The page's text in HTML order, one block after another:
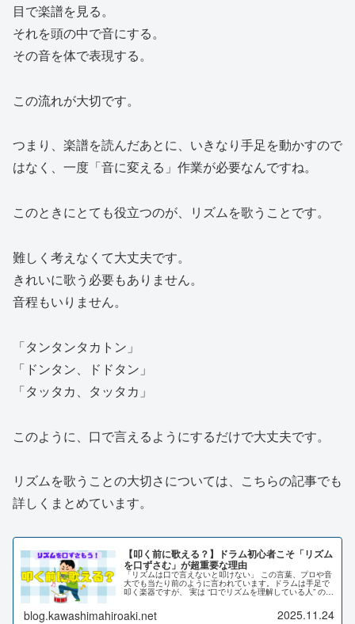
目で楽譜を見る。
それを頭の中で音にする。
その音を体で表現する。
この流れが大切です。
つまり、楽譜を読んだあとに、いきなり手足を動かすので
はなく、一度「音に変える」作業が必要なんですね。
このときにとても役立つのが、リズムを歌うことです。
難しく考えなくて大丈夫です。
きれいに歌う必要もありません。
音程もいりません。
「タンタンタカトン」
「ドンタン、ドドタン」
「タッタカ、タッタカ」
このように、口で言えるようにするだけで大丈夫です。
リズムを歌うことの大切さについては、こちらの記事でも
詳しくまとめています。
【叩く前に歌える？】ドラム初心者こそ「リズム
を口ずさむ」が超重要な理由
「リズムは口で言えないと叩けない」 この言葉、プロや音
大でも当たり前のように言われています。ドラムは手足で
叩く楽器ですが、 実は “口でリズムを理解している人” のほ
うが上達が速いんです。
blog.kawashimahiroaki.net 2025.11.24